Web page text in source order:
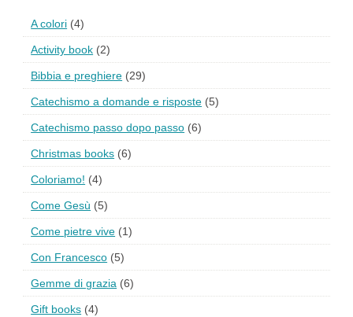
A colori (4)
Activity book (2)
Bibbia e preghiere (29)
Catechismo a domande e risposte (5)
Catechismo passo dopo passo (6)
Christmas books (6)
Coloriamo! (4)
Come Gesù (5)
Come pietre vive (1)
Con Francesco (5)
Gemme di grazia (6)
Gift books (4)